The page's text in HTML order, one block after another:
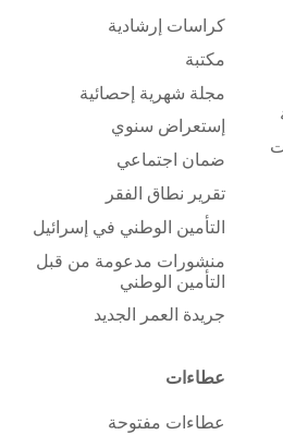
كراسات إرشادية
مكتبة
مجلة شهرية إحصائية
إستعراض سنوي
ضمان اجتماعي
تقرير نطاق الفقر
التأمين الوطني في إسرائيل
منشورات مدعومة من قبل
التأمين الوطني
جريدة العمر الجديد
عطاءات
عطاءات مفتوحة